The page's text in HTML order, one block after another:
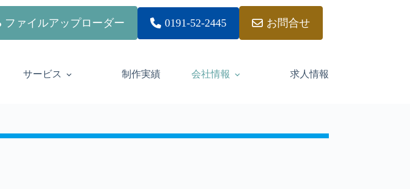
ファイルアップローダー 0191-52-2445 お問合せ
サービス 制作実績 会社情報 求人情報